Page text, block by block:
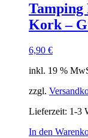
Tamping
Kork –
6,90 €
inkl. 19 %
zzgl.
Lieferzeit: 1-3
In den